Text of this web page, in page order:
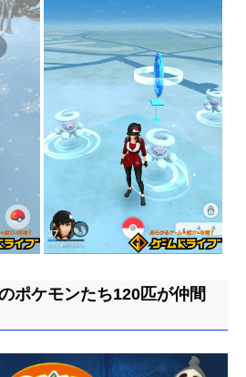
ポケモンたち120匹が仲間